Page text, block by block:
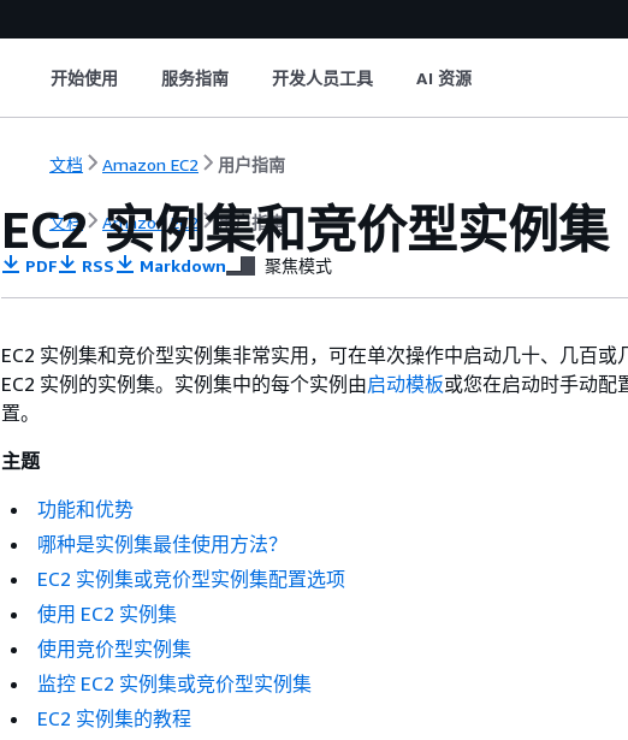
开始使用 服务指南 开发人员工具 AI 资源
文档 Amazon EC2 用户指南
文档 Amazon EC2 用户指南
EC2 实例集和竞价型实例集
PDF RSS Markdown 聚焦模式
EC2 实例集和竞价型实例集非常实用，可在单次操作中启动几十、几百或
EC2 实例的实例集。实例集中的每个实例由启动模板或您在启动时手动配
置。
主题
功能和优势
哪种是实例集最佳使用方法？
EC2 实例集或竞价型实例集配置选项
使用 EC2 实例集
使用竞价型实例集
监控 EC2 实例集或竞价型实例集
EC2 实例集的教程